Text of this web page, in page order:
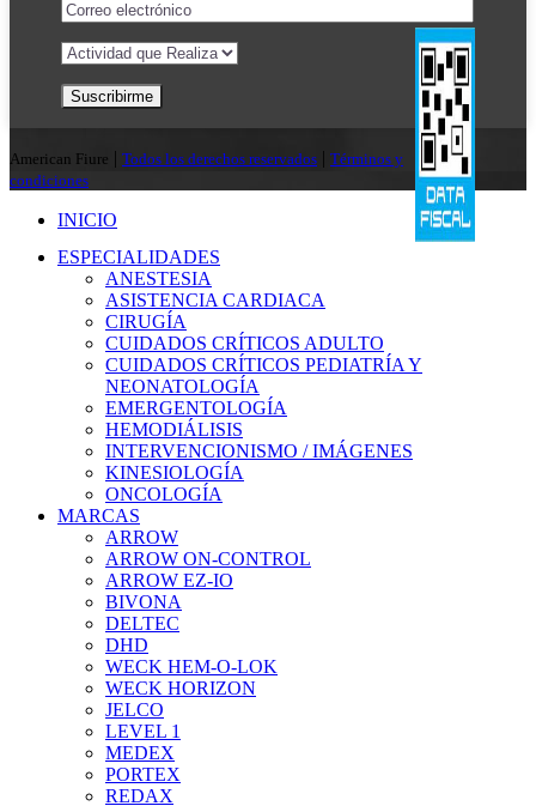
American Fiure | Todos los derechos reservados | Términos y
condiciones
INICIO
ESPECIALIDADES
ANESTESIA
ASISTENCIA CARDIACA
CIRUGÍA
CUIDADOS CRÍTICOS ADULTO
CUIDADOS CRÍTICOS PEDIATRÍA Y
NEONATOLOGÍA
EMERGENTOLOGÍA
HEMODIÁLISIS
INTERVENCIONISMO / IMÁGENES
KINESIOLOGÍA
ONCOLOGÍA
MARCAS
ARROW
ARROW ON-CONTROL
ARROW EZ-IO
BIVONA
DELTEC
DHD
WECK HEM-O-LOK
WECK HORIZON
JELCO
LEVEL 1
MEDEX
PORTEX
REDAX